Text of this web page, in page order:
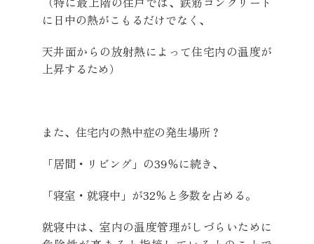
に日中の熱がこもるだけでなく、
天井面からの放射熱によって住宅内の温度が
上昇するため）
また、住宅内の熱中症の発生場所？
「居間・リビング」の39％に続き、
「寝室・就寝中」が32％と多数を占める。
就寝中は、室内の温度管理がしづらいために